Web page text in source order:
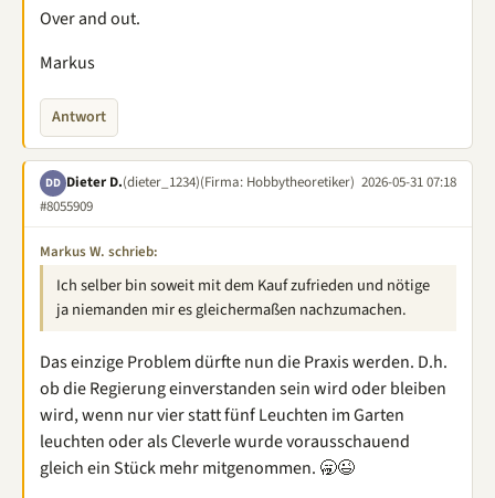
Over and out.
Markus
Antwort
DD Dieter D.(dieter_1234)(Firma: Hobbytheoretiker) 2026-05-31 07:18
#8055909
Markus W. schrieb:
Ich selber bin soweit mit dem Kauf zufrieden und nötige
ja niemanden mir es gleichermaßen nachzumachen.
Das einzige Problem dürfte nun die Praxis werden. D.h.
ob die Regierung einverstanden sein wird oder bleiben
wird, wenn nur vier statt fünf Leuchten im Garten
leuchten oder als Cleverle wurde vorausschauend
gleich ein Stück mehr mitgenommen. 🥱😉